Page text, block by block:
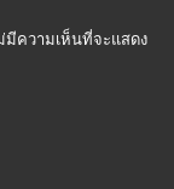
มีความเห็นที่จะแสดง